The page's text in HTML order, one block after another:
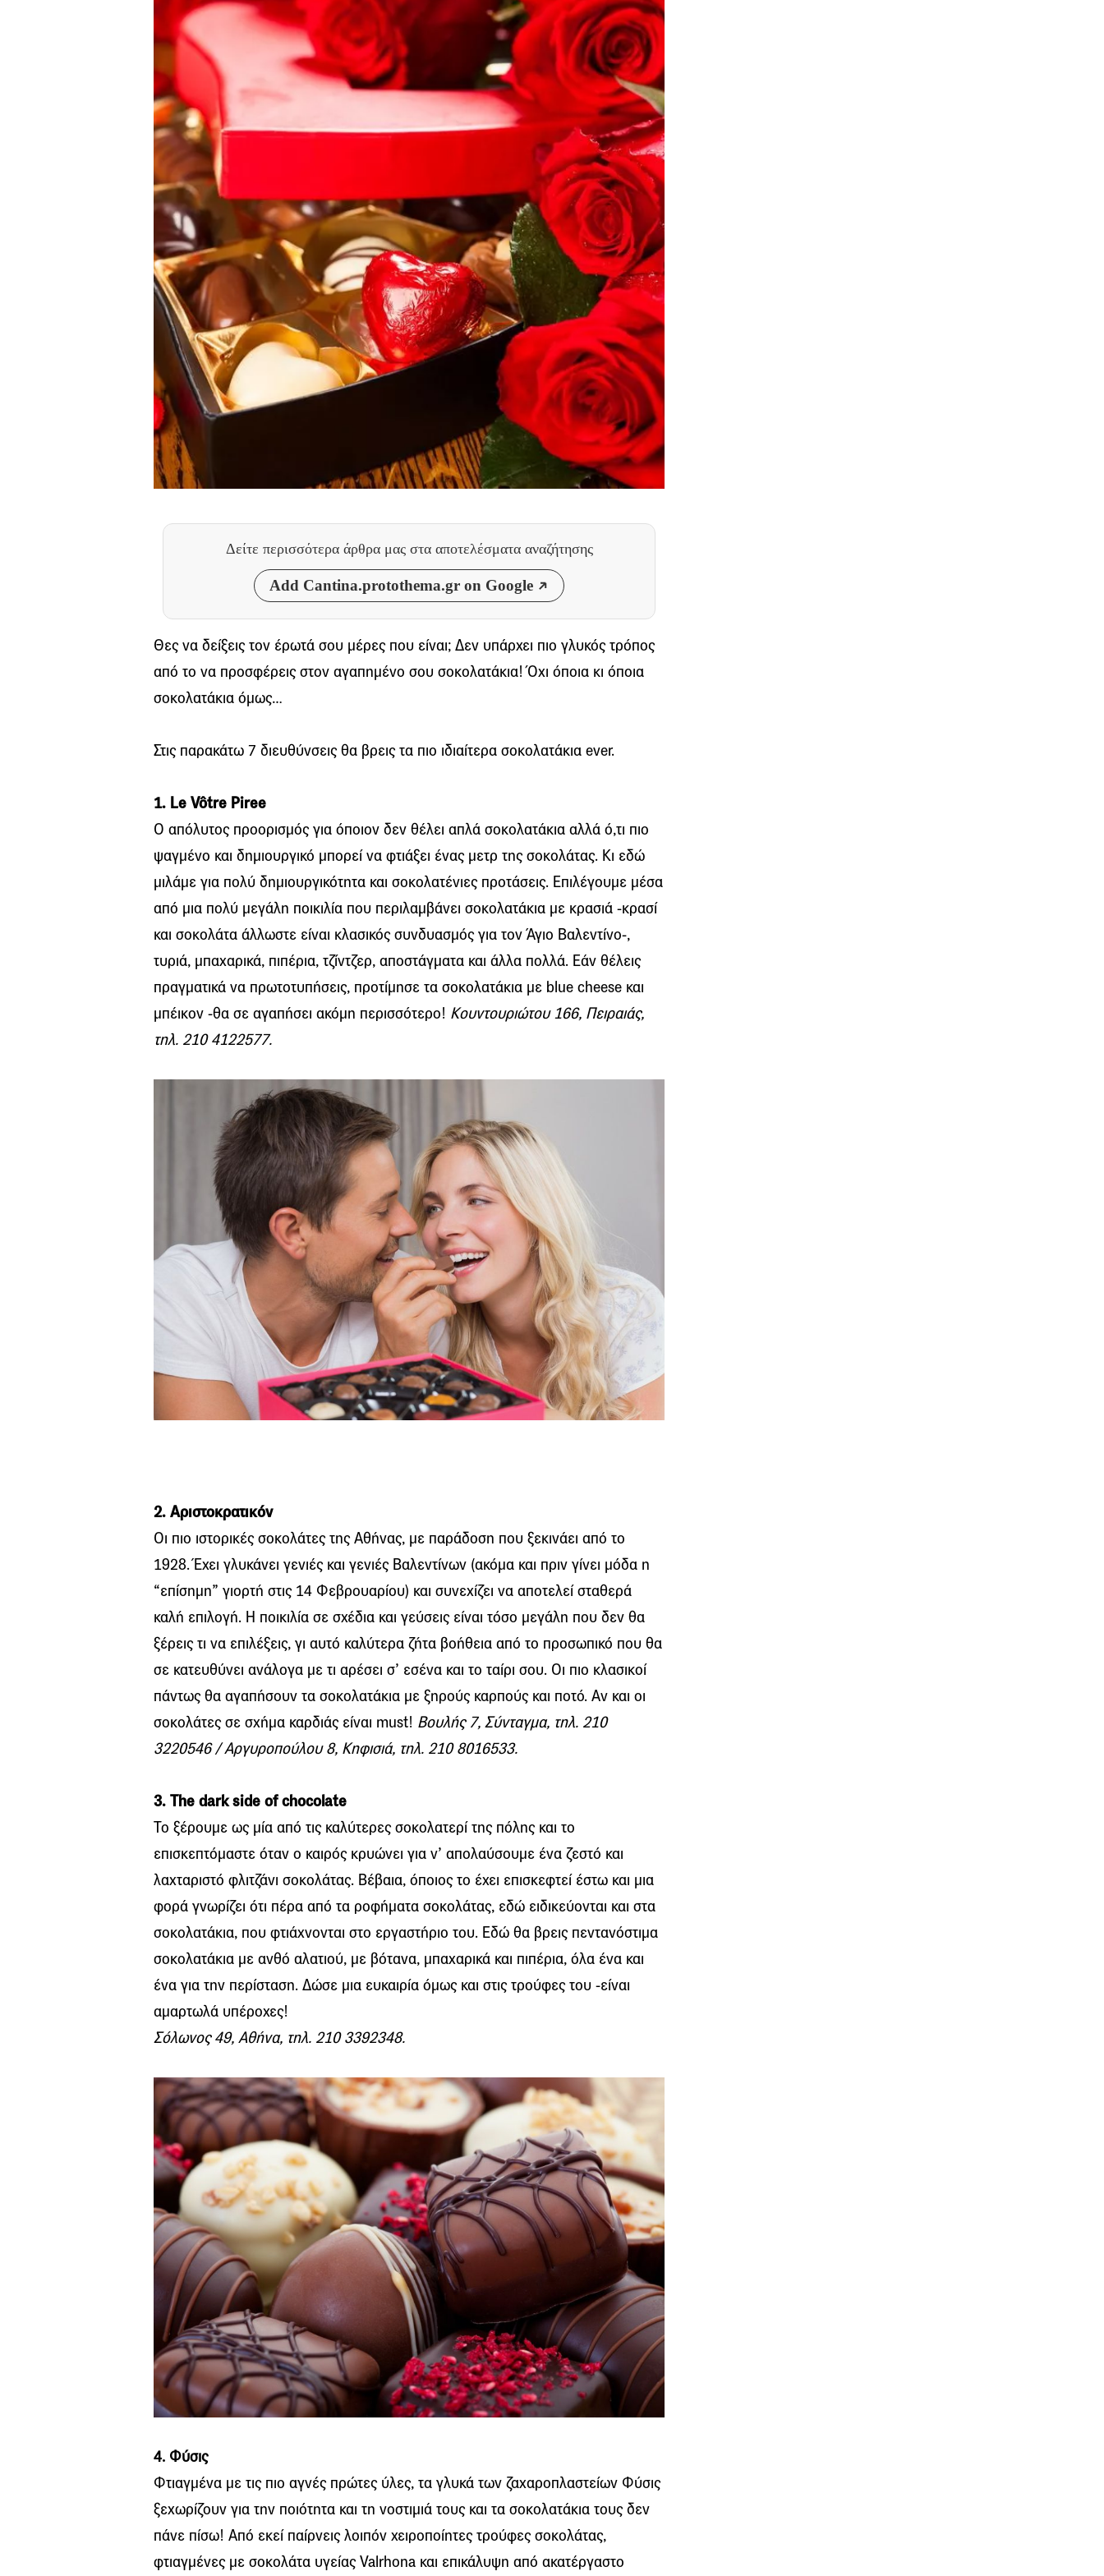
Δείτε περισσότερα άρθρα μας στα αποτελέσματα αναζήτησης
Add Cantina.protothema.gr on Google
Θες να δείξεις τον έρωτά σου μέρες που είναι; Δεν υπάρχει πιο γλυκός τρόπος
από το να προσφέρεις στον αγαπημένο σου σοκολατάκια! Όχι όποια κι όποια
σοκολατάκια όμως…
Στις παρακάτω 7 διευθύνσεις θα βρεις τα πιο ιδιαίτερα σοκολατάκια ever.
1. Le Vôtre Piree
Ο απόλυτος προορισμός για όποιον δεν θέλει απλά σοκολατάκια αλλά ό,τι πιο
ψαγμένο και δημιουργικό μπορεί να φτιάξει ένας μετρ της σοκολάτας. Κι εδώ
μιλάμε για πολύ δημιουργικότητα και σοκολατένιες προτάσεις. Επιλέγουμε μέσα
από μια πολύ μεγάλη ποικιλία που περιλαμβάνει σοκολατάκια με κρασιά -κρασί
και σοκολάτα άλλωστε είναι κλασικός συνδυασμός για τον Άγιο Βαλεντίνο-,
τυριά, μπαχαρικά, πιπέρια, τζίντζερ, αποστάγματα και άλλα πολλά. Εάν θέλεις
πραγματικά να πρωτοτυπήσεις, προτίμησε τα σοκολατάκια με blue cheese και
μπέικον -θα σε αγαπήσει ακόμη περισσότερο! Κουντουριώτου 166, Πειραιάς,
τηλ. 210 4122577.
2. Αριστοκρατικόν
Οι πιο ιστορικές σοκολάτες της Αθήνας, με παράδοση που ξεκινάει από το
1928. Έχει γλυκάνει γενιές και γενιές Βαλεντίνων (ακόμα και πριν γίνει μόδα η
“επίσημη” γιορτή στις 14 Φεβρουαρίου) και συνεχίζει να αποτελεί σταθερά
καλή επιλογή. Η ποικιλία σε σχέδια και γεύσεις είναι τόσο μεγάλη που δεν θα
ξέρεις τι να επιλέξεις, γι αυτό καλύτερα ζήτα βοήθεια από το προσωπικό που θα
σε κατευθύνει ανάλογα με τι αρέσει σ’ εσένα και το ταίρι σου. Οι πιο κλασικοί
πάντως θα αγαπήσουν τα σοκολατάκια με ξηρούς καρπούς και ποτό. Αν και οι
σοκολάτες σε σχήμα καρδιάς είναι must! Βουλής 7, Σύνταγμα, τηλ. 210
3220546 / Αργυροπούλου 8, Κηφισιά, τηλ. 210 8016533.
3. The dark side of chocolate
Το ξέρουμε ως μία από τις καλύτερες σοκολατερί της πόλης και το
επισκεπτόμαστε όταν ο καιρός κρυώνει για ν’ απολαύσουμε ένα ζεστό και
λαχταριστό φλιτζάνι σοκολάτας. Βέβαια, όποιος το έχει επισκεφτεί έστω και μια
φορά γνωρίζει ότι πέρα από τα ροφήματα σοκολάτας, εδώ ειδικεύονται και στα
σοκολατάκια, που φτιάχνονται στο εργαστήριο του. Εδώ θα βρεις πεντανόστιμα
σοκολατάκια με ανθό αλατιού, με βότανα, μπαχαρικά και πιπέρια, όλα ένα και
ένα για την περίσταση. Δώσε μια ευκαιρία όμως και στις τρούφες του -είναι
αμαρτωλά υπέροχες!
Σόλωνος 49, Αθήνα, τηλ. 210 3392348.
4. Φύσις
Φτιαγμένα με τις πιο αγνές πρώτες ύλες, τα γλυκά των ζαχαροπλαστείων Φύσις
ξεχωρίζουν για την ποιότητα και τη νοστιμιά τους και τα σοκολατάκια τους δεν
πάνε πίσω! Από εκεί παίρνεις λοιπόν χειροποίητες τρούφες σοκολάτας,
φτιαγμένες με σοκολάτα υγείας Valrhona και επικάλυψη από ακατέργαστο